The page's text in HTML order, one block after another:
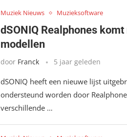
Muziek Nieuws Muzieksoftware
dSONIQ Realphones
modellen
door Franck 5 jaar geleden
dSONIQ heeft een nieuwe lijst
ondersteund worden door
verschillende …